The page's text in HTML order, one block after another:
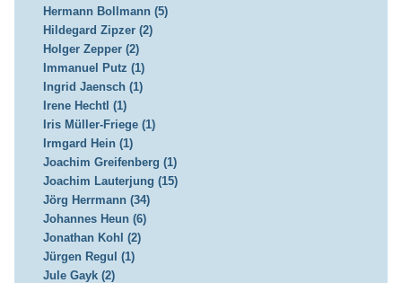
Hermann Bollmann (5)
Hildegard Zipzer (2)
Holger Zepper (2)
Immanuel Putz (1)
Ingrid Jaensch (1)
Irene Hechtl (1)
Iris Müller-Friege (1)
Irmgard Hein (1)
Joachim Greifenberg (1)
Joachim Lauterjung (15)
Jörg Herrmann (34)
Johannes Heun (6)
Jonathan Kohl (2)
Jürgen Regul (1)
Jule Gayk (2)